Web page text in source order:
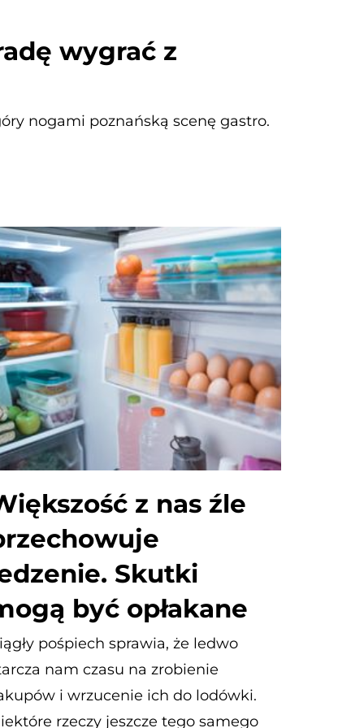
wygrać z
nogami poznańską scenę gastro.
z nas źle
Skutki
być opłakane
pośpiech sprawia, że ledwo
nam czasu na zrobienie
i wrzucenie ich do lodówki.
rzeczy jeszcze tego samego